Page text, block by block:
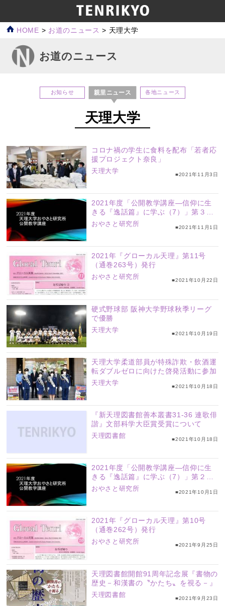
HOME > お道のニュース > 天理大学
お道のニュース
お知らせ 親里ニュース 各地ニュース
天理大学
コロナ禍の学生に食料を配布「若者応
援プロジェクト奈良」
天理大学
■2021年11月3日
2021年度「公開教学講座―信仰に生
きる『逸話篇』に学ぶ（7）」第３回
配信
おやさと研究所 ■2021年11月1日
2021年『グローカル天理』第11号
（通巻263号）発行
おやさと研究所
■2021年10月22日
硬式野球部 阪神大学野球秋季リーグ
で優勝
天理大学
■2021年10月19日
天理大学柔道部員が特殊詐欺・飲酒運
転ダブルゼロに向けた啓発活動に参加
天理大学
■2021年10月18日
『新天理図書館善本叢書31-36 連歌俳
諧』文部科学大臣賞受賞について
天理図書館
■2021年10月18日
2021年度「公開教学講座―信仰に生
きる『逸話篇』に学ぶ（7）」第２回
配信
おやさと研究所 ■2021年10月1日
2021年『グローカル天理』第10号
（通巻262号）発行
おやさと研究所
■2021年9月25日
天理図書館開館91周年記念展『書物の
歴史－和漢書の〝かたち〟を視る－』
天理図書館
■2021年9月23日